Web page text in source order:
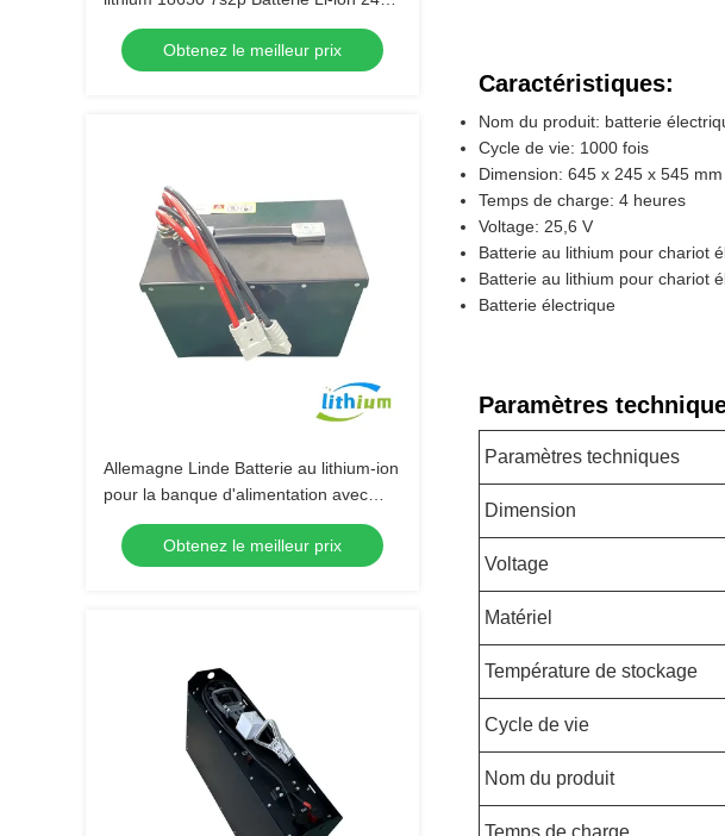
60ah
Obtenez le meilleur prix
Allemagne Linde Batterie au lithium-ion
pour la banque d'alimentation avec
cellule au lithium Eve
Obtenez le meilleur prix
Caractéristiques:
Nom du produit: batterie
Cycle de vie: 1000 fois
Dimension: 645 x 245 x 545 mm
Temps de charge: 4 heures
Voltage: 25,6 V
Batterie au lithium pour chariot
Batterie au lithium pour chariot
Batterie électrique
Paramètres
Paramètres techniques
Dimension
Voltage
Matériel
Température de stockage
Cycle de vie
Nom du produit
Temps de charge